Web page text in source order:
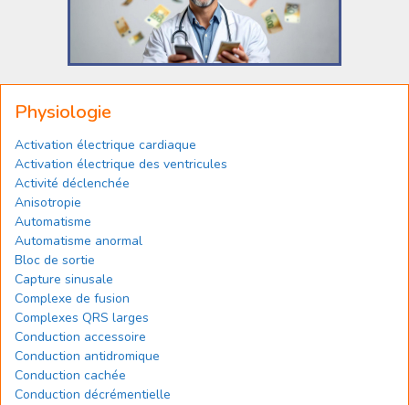
Physiologie
Activation électrique cardiaque
Activation électrique des ventricules
Activité déclenchée
Anisotropie
Automatisme
Automatisme anormal
Bloc de sortie
Capture sinusale
Complexe de fusion
Complexes QRS larges
Conduction accessoire
Conduction antidromique
Conduction cachée
Conduction décrémentielle